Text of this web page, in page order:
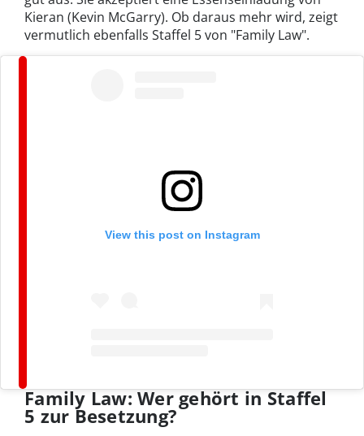
Kieran (Kevin McGarry). Ob daraus mehr wird, zeigt
vermutlich ebenfalls Staffel 5 von "Family Law".
View this post on Instagram
Family Law: Wer gehört in Staffel
5 zur Besetzung?